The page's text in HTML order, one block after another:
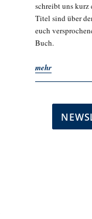
schreibt uns
Titel sind über
euch
Buch.
mehr